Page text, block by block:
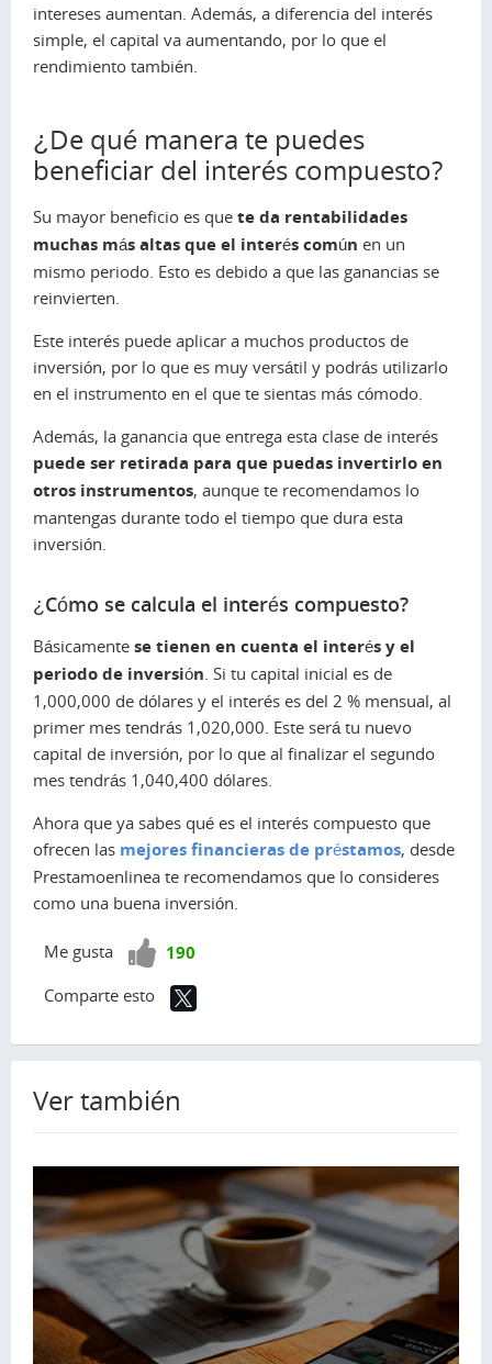
intereses aumentan. Además, a diferencia del interés
simple, el capital va aumentando, por lo que el
rendimiento también.
¿De qué manera te puedes
beneficiar del interés compuesto?
Su mayor beneficio es que te da rentabilidades
muchas más altas que el interés común en un
mismo periodo. Esto es debido a que las ganancias se
reinvierten.
Este interés puede aplicar a muchos productos de
inversión, por lo que es muy versátil y podrás utilizarlo
en el instrumento en el que te sientas más cómodo.
Además, la ganancia que entrega esta clase de interés
puede ser retirada para que puedas invertirlo en
otros instrumentos, aunque te recomendamos lo
mantengas durante todo el tiempo que dura esta
inversión.
¿Cómo se calcula el interés compuesto?
Básicamente se tienen en cuenta el interés y el
periodo de inversión . Si tu capital inicial es de
1,000,000 de dólares y el interés es del 2 % mensual, al
primer mes tendrás 1,020,000. Este será tu nuevo
capital de inversión, por lo que al finalizar el segundo
mes tendrás 1,040,400 dólares.
Ahora que ya sabes qué es el interés compuesto que
ofrecen las mejores financieras de préstamos, desde
Prestamoenlinea te recomendamos que lo consideres
como una buena inversión.
Me gusta
¡Vota190
Comparte esto
Ver también